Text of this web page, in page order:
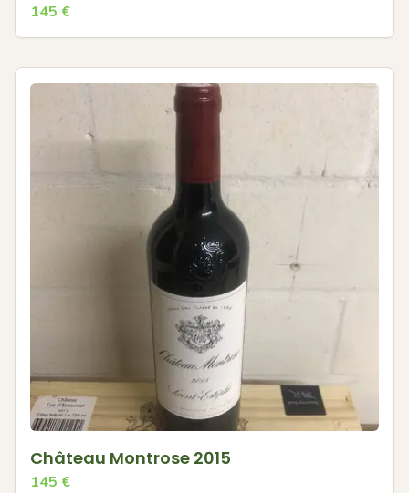
145 €
Château Montrose 2015
145 €